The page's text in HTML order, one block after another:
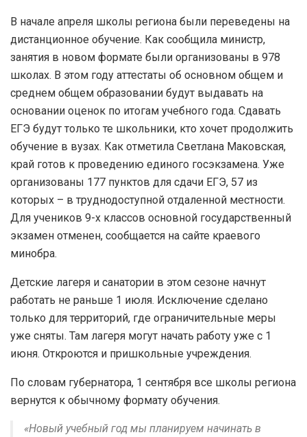
В начале апреля школы региона были переведены на
дистанционное обучение. Как сообщила министр,
занятия в новом формате были организованы в 978
школах. В этом году аттестаты об основном общем и
среднем общем образовании будут выдавать на
основании оценок по итогам учебного года. Сдавать
ЕГЭ будут только те школьники, кто хочет продолжить
обучение в вузах. Как отметила Светлана Маковская,
край готов к проведению единого госэкзамена. Уже
организованы 177 пунктов для сдачи ЕГЭ, 57 из
которых – в труднодоступной отдаленной местности.
Для учеников 9-х классов основной государственный
экзамен отменен, сообщается на сайте краевого
минобра.
Детские лагеря и санатории в этом сезоне начнут
работать не раньше 1 июля. Исключение сделано
только для территорий, где ограничительные меры
уже сняты. Там лагеря могут начать работу уже с 1
июня. Откроются и пришкольные учреждения.
По словам губернатора, 1 сентября все школы региона
вернутся к обычному формату обучения.
«Новый учебный год мы планируем начинать в